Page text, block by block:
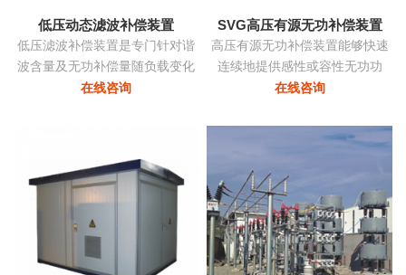
低压动态滤波补偿装置
低压滤波补偿装置是专门针对谐
波含量及无功补偿量随负载变化
的负载而设计，该装置根据负载
最佳点...
在线咨询
SVG高压有源无功补偿装置
高压有源无功补偿装置能够快速
连续地提供感性或容性无功功
率，实现考核点的恒定无功、恒
定、高效、优质地运行。在配电
网中将中小容量的ZRSVG装置安
装在某些特殊（如电弧炉）负荷
附近，可克服负荷三相不平衡、
提高功率因数、消除电压闪变和
电压波动、抑制谐波污染等并显
著改善电能质量...
在线咨询